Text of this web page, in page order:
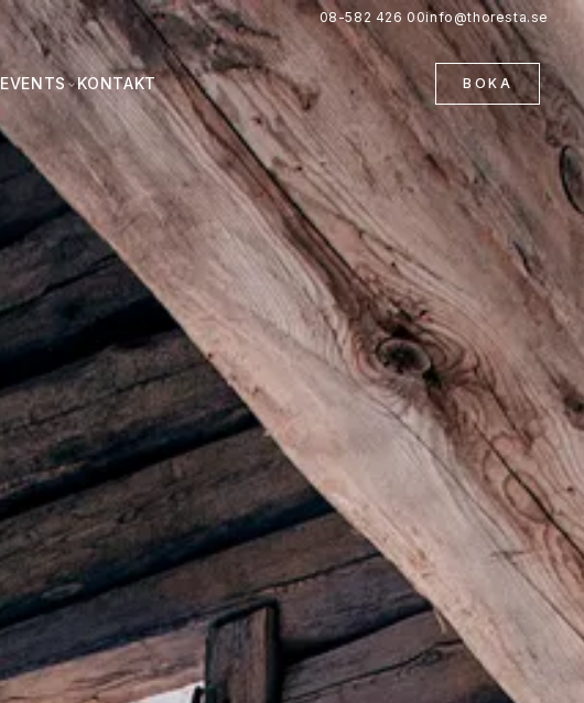
08-582 426 00info@thoresta.se
EVENTS KONTAKT BOKA